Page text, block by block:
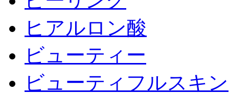
ヒアルロン酸
ビューティー
ビューティフルスキン